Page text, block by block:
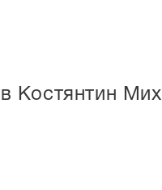
Костянтин